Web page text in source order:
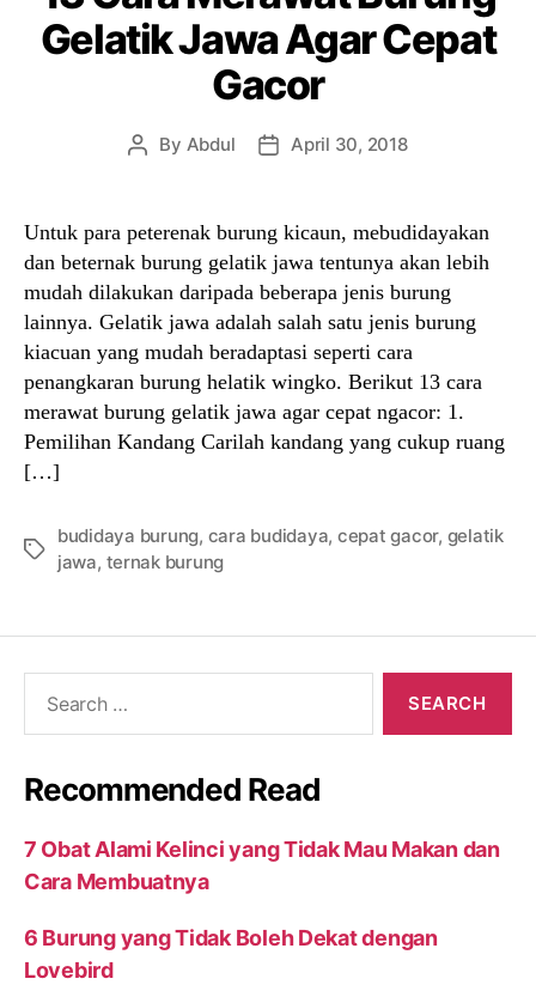
Gelatik Jawa Agar Cepat
Gacor
Post
By Abdul
PostApril 30, 2018
Untuk para peterenak burung kicaun, mebudidayakan
dan beternak burung gelatik jawa tentunya akan lebih
mudah dilakukan daripada beberapa jenis burung
lainnya. Gelatik jawa adalah salah satu jenis burung
kiacuan yang mudah beradaptasi seperti cara
penangkaran burung helatik wingko. Berikut 13 cara
merawat burung gelatik jawa agar cepat ngacor: 1.
Pemilihan Kandang Carilah kandang yang cukup ruang
[…]
Tags
budidaya burung, cara budidaya, cepat gacor, gelatik
jawa, ternak burung
Recommended Read
7 Obat Alami Kelinci yang Tidak Mau Makan dan
Cara Membuatnya
6 Burung yang Tidak Boleh Dekat dengan
Lovebird